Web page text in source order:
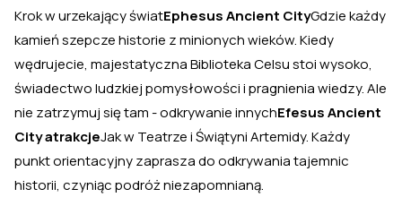
Krok w urzekający światEphesus Ancient CityGdzie każdy
kamień szepcze historie z minionych wieków. Kiedy
wędrujecie, majestatyczna Biblioteka Celsu stoi wysoko,
świadectwo ludzkiej pomysłowości i pragnienia wiedzy. Ale
nie zatrzymuj się tam - odkrywanie innychEfesus Ancient
City atrakcjeJak w Teatrze i Świątyni Artemidy. Każdy
punkt orientacyjny zaprasza do odkrywania tajemnic
historii, czyniąc podróż niezapomnianą.